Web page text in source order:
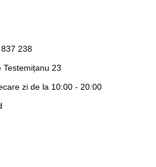
238
Testemițanu 23
zi de la 10:00 - 20:00